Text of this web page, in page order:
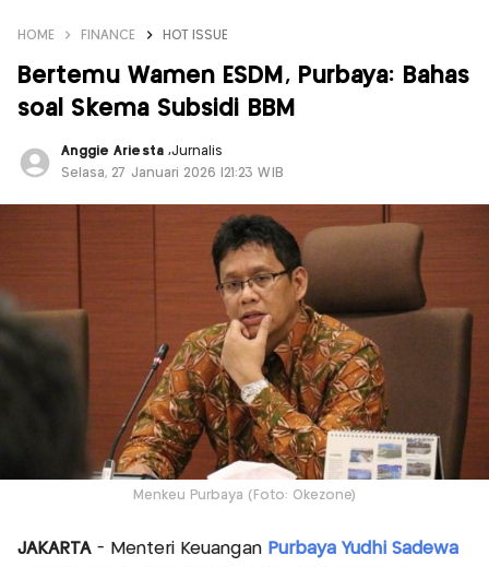
HOME FINANCE HOT ISSUE
Bertemu Wamen ESDM, Purbaya: Bahas
soal Skema Subsidi BBM
Anggie Ariesta ,Jurnalis
Selasa, 27 Januari 2026 |21:23 WIB
Menkeu Purbaya (Foto: Okezone)
JAKARTA- Menteri Keuangan Purbaya Yudhi Sadewa